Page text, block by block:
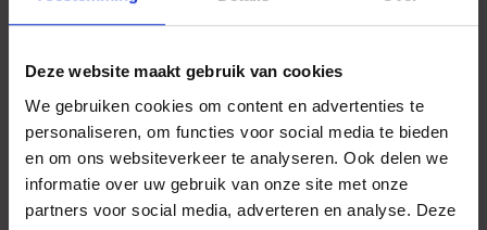
Deze website maakt gebruik van cookies
We gebruiken cookies om content en advertenties te
personaliseren, om functies voor social media te bieden
en om ons websiteverkeer te analyseren. Ook delen we
informatie over uw gebruik van onze site met onze
partners voor social media, adverteren en analyse. Deze
Please note: No rights can be derived from this advertisement.